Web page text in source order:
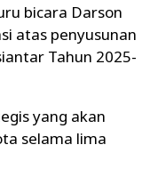
bicara Darson
atas penyusunan
Tahun 2025-
yang akan
selama lima